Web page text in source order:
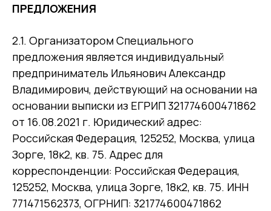
ПРЕДЛОЖЕНИЯ
2.1. Организатором Специального
предложения является индивидуальный
предприниматель Ильянович Александр
Владимирович, действующий на основании на
основании выписки из ЕГРИП 321774600471862
от 16.08.2021 г. Юридический адрес:
Российская Федерация, 125252, Москва, улица
Зорге, 18к2, кв. 75. Адрес для
корреспонденции: Российская Федерация,
125252, Москва, улица Зорге, 18к2, кв. 75. ИНН
771471562373, ОГРНИП: 321774600471862